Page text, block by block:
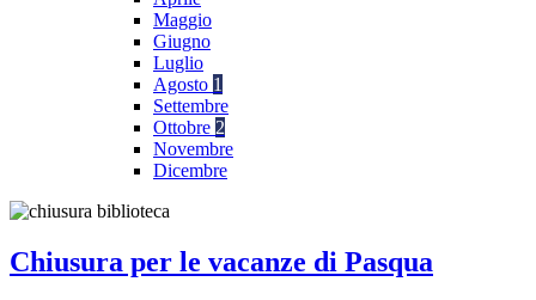
Maggio
Giugno
Luglio
Agosto 1
Settembre
Ottobre 2
Novembre
Dicembre
Chiusura per le vacanze di Pasqua